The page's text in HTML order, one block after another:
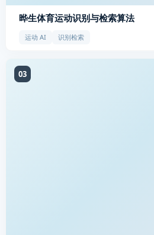
晔生体育运动识别与检索算法
运动 AI 识别检索
03